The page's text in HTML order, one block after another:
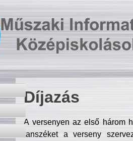
Díjazás
A versenyen az első három
tanszéket a verseny